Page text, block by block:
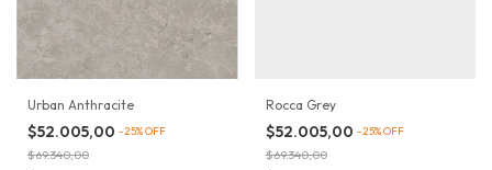
Urban Anthracite
$52.005,00 -25%OFF
$69.340,00
Rocca Grey
$52.005,00 -25%OFF
$69.340,00